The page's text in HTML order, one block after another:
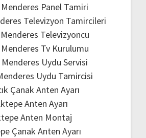
Panel Tamiri
Televizyon Tamircileri
Televizyoncu
Tv Kurulumu
Uydu Servisi
Uydu Tamircisi
Çanak Anten Ayarı
Anten Ayarı
Anten Montaj
Çanak Anten Ayarı